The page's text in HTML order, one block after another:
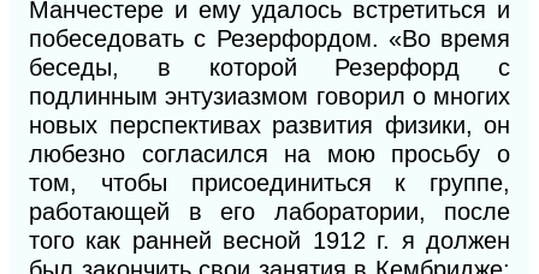
Манчестере и ему удалось встретиться и
побеседовать с Резерфордом. «Во время
беседы, в которой Резерфорд с
подлинным энтузиазмом говорил о многих
новых перспективах развития физики, он
любезно согласился на мою просьбу о
том, чтобы присоединиться к группе,
работающей в его лаборатории, после
того как ранней весной 1912 г. я должен